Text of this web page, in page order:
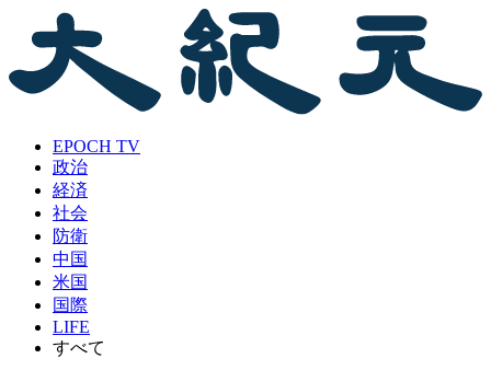
EPOCH TV
政治
経済
社会
防衛
中国
米国
国際
LIFE
すべて